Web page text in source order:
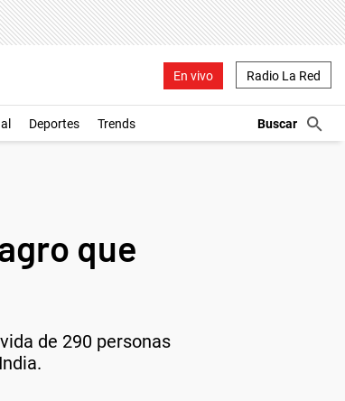
En vivo Radio La Red
Deportes Trends
que
de 290 personas